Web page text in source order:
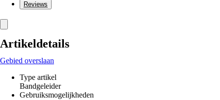
Reviews
Artikeldetails
Gebied overslaan
Type artikel
Bandgeleider
Gebruiksmogelijkheden